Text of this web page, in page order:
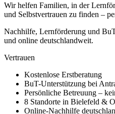
Wir helfen Familien, in der
und Selbstvertrauen zu finden –
Nachhilfe, Lernförderung und
und online deutschlandweit.
Vertrauen
Kostenlose Erstberatung
BuT-Unterstützung bei
Persönliche Betreuung –
8 Standorte in Bielefeld &
Online-Nachhilfe